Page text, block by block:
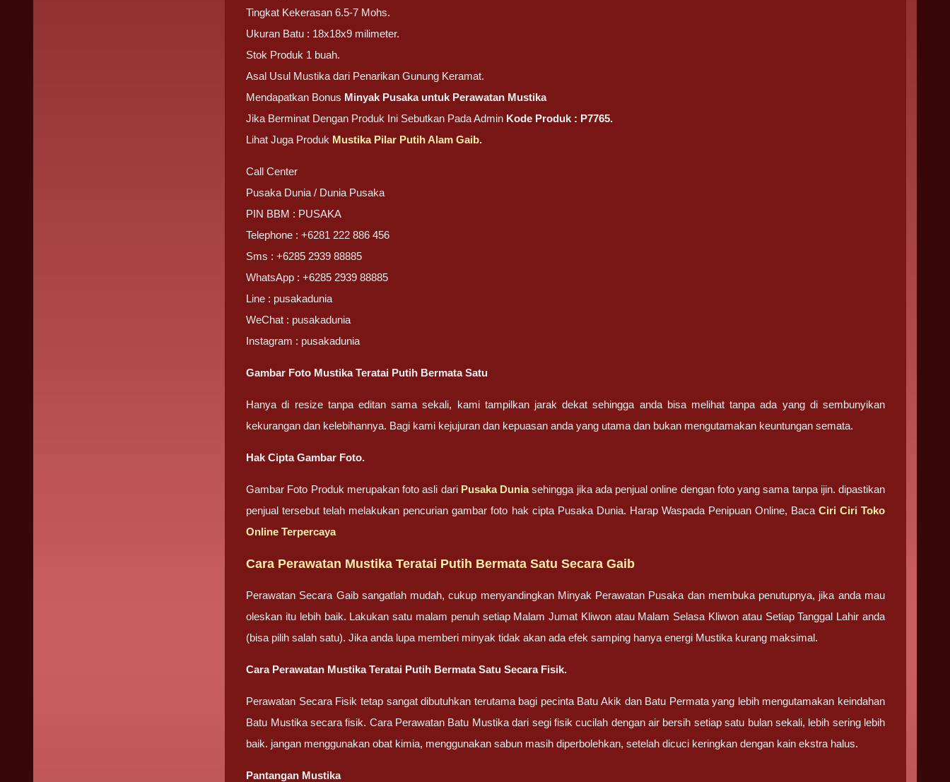
Tingkat Kekerasan 6.5-7 Mohs.
Ukuran Batu : 18x18x9 milimeter.
Stok Produk 1 buah.
Asal Usul Mustika dari Penarikan Gunung Keramat.
Mendapatkan Bonus Minyak Pusaka untuk Perawatan Mustika
Jika Berminat Dengan Produk Ini Sebutkan Pada Admin Kode Produk : P7765.
Lihat Juga Produk Mustika Pilar Putih Alam Gaib.
Call Center
Pusaka Dunia / Dunia Pusaka
PIN BBM : PUSAKA
Telephone : +6281 222 886 456
Sms : +6285 2939 88885
WhatsApp : +6285 2939 88885
Line : pusakadunia
WeChat : pusakadunia
Instagram : pusakadunia
Gambar Foto Mustika Teratai Putih Bermata Satu
Hanya di resize tanpa editan sama sekali, kami tampilkan jarak dekat sehingga anda bisa melihat tanpa ada yang di sembunyikan
kekurangan dan kelebihannya. Bagi kami kejujuran dan kepuasan anda yang utama dan bukan mengutamakan keuntungan semata.
Hak Cipta Gambar Foto.
Gambar Foto Produk merupakan foto asli dari Pusaka Duniasehingga jika ada penjual online dengan foto yang sama tanpa ijin. dipastikan
penjual tersebut telah melakukan pencurian gambar foto hak cipta Pusaka Dunia. Harap Waspada Penipuan Online, Baca Ciri Ciri Toko
Online Terpercaya
Cara Perawatan Mustika Teratai Putih Bermata Satu Secara Gaib
Perawatan Secara Gaib sangatlah mudah, cukup menyandingkan Minyak Perawatan Pusaka dan membuka penutupnya, jika anda mau
oleskan itu lebih baik. Lakukan satu malam penuh setiap Malam Jumat Kliwon atau Malam Selasa Kliwon atau Setiap Tanggal Lahir anda
(bisa pilih salah satu). Jika anda lupa memberi minyak tidak akan ada efek samping hanya energi Mustika kurang maksimal.
Cara Perawatan Mustika Teratai Putih Bermata Satu Secara Fisik.
Perawatan Secara Fisik tetap sangat dibutuhkan terutama bagi pecinta Batu Akik dan Batu Permata yang lebih mengutamakan keindahan
Batu Mustika secara fisik. Cara Perawatan Batu Mustika dari segi fisik cucilah dengan air bersih setiap satu bulan sekali, lebih sering lebih
baik. jangan menggunakan obat kimia, menggunakan sabun masih diperbolehkan, setelah dicuci keringkan dengan kain ekstra halus.
Pantangan Mustika